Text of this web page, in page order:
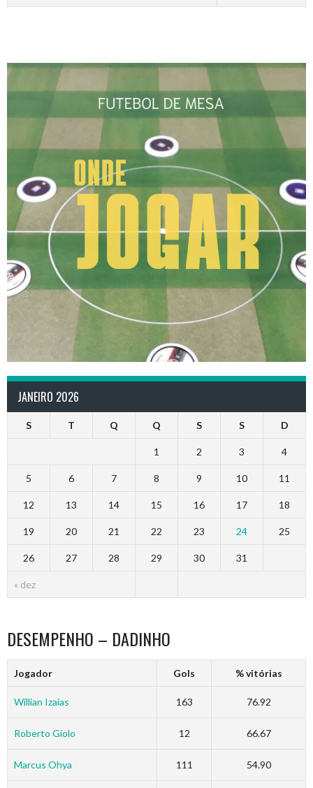
JANEIRO 2026
S T Q Q S S D
« dez
1 2 3 4
5 6 7 8 9 10 11
12 13 14 15 16 17 18
19 20 21 22 23 24 25
26 27 28 29 30 31
DESEMPENHO – DADINHO
Jogador Gols % vitórias
Willian Izaias 163 76.92
Roberto Giolo 12 66.67
Marcus Ohya 111 54.90